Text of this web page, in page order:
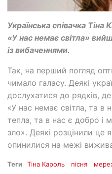
Українська співачка Тіна
«У нас немає світла»
із вибаченнями.
Так, на перший погляд
чимало галасу. Деякі
дослухатися до рядків,
«У нас немає світла, та в
тепла, та в нас є добро
зло». Деякі розцінили це
опинилися на межі
Теги Тіна Кароль пісня